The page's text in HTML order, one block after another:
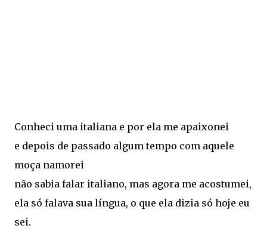
Conheci uma italiana e por ela me apaixonei
e depois de passado algum tempo com aquele
moça namorei
não sabia falar italiano, mas agora me acostumei,
ela só falava sua língua, o que ela dizia só hoje eu
sei.